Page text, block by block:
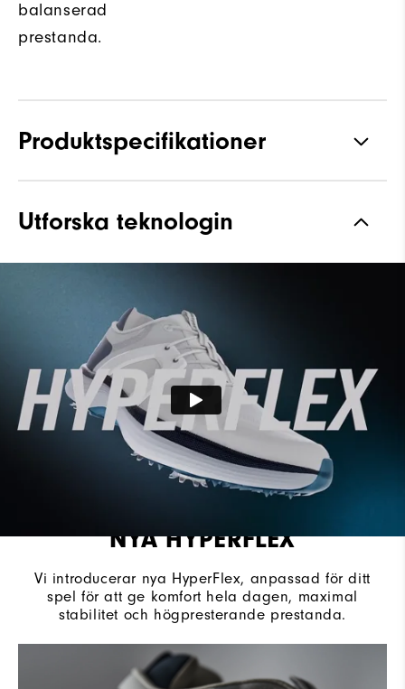
balanserad
prestanda.
Produktspecifikationer
Utforska teknologin
NYA HYPERFLEX
Vi introducerar nya HyperFlex, anpassad för ditt
spel för att ge komfort hela dagen, maximal
stabilitet och högpresterande prestanda.